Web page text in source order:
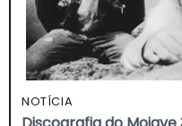
NOTÍCIA